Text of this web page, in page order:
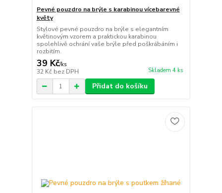
Pevné pouzdro na brýle s karabinou vícebarevné
květy
Stylové pevné pouzdro na brýle s elegantním
květinovým vzorem a praktickou karabinou
spolehlivě ochrání vaše brýle před poškrábáním i
rozbitím.
39 Kč/ks
32 Kč bez DPH Skladem 4 ks
Přidat do košíku